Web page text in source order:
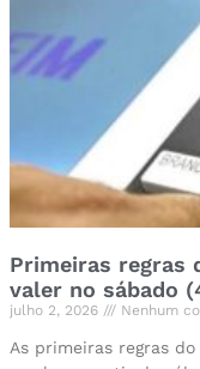
Primeiras regras
valer no sábado
julho 2, 2026 Nenhum
As primeiras regras